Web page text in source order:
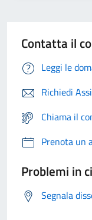
Contatta il
Leggi le
Richiedi
Chiama il
Prenota un
Problemi in
Segnala